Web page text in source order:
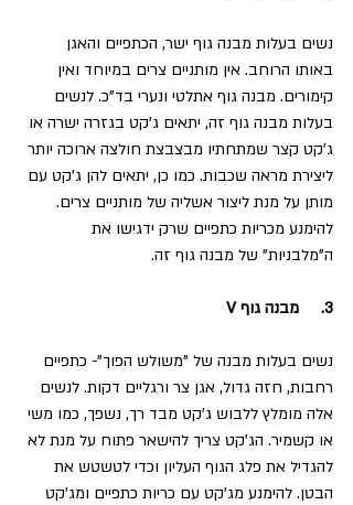
נשים בעלות מבנה גוף ישר, הכתפיים והאגן
באותו הרוחב. אין מותניים צרים במיוחד ואין
קימורים. מבנה גוף אתלטי ונערי בד"כ. לנשים
בעלות מבנה גוף זה, יתאים ג'קט בגזרה ישרה או
ג'קט קצר שמתחתיו מבצבצת חולצה ארוכה יותר
ליצירת מראה שכבות. כמו כן, יתאים להן ג'קט עם
מותן על מנת ליצור אשליה של מותניים צרים.
להימנע מכריות כתפיים שרק ידגישו את
ה"מלבניות" של מבנה גוף זה.
3.     מבנה גוף V
נשים בעלות מבנה של "משולש הפוך"- כתפיים
רחבות, חזה גדול, אגן צר ורגליים דקות. לנשים
אלה מומלץ ללבוש ג'קט מבד רך, נשפך, כמו משי
או קשמיר. הג'קט צריך להישאר פתוח על מנת לא
להגדיל את פלג הגוף העליון וכדי לטשטש את
הבטן. להימנע מג'קט עם כריות כתפיים ומג'קט